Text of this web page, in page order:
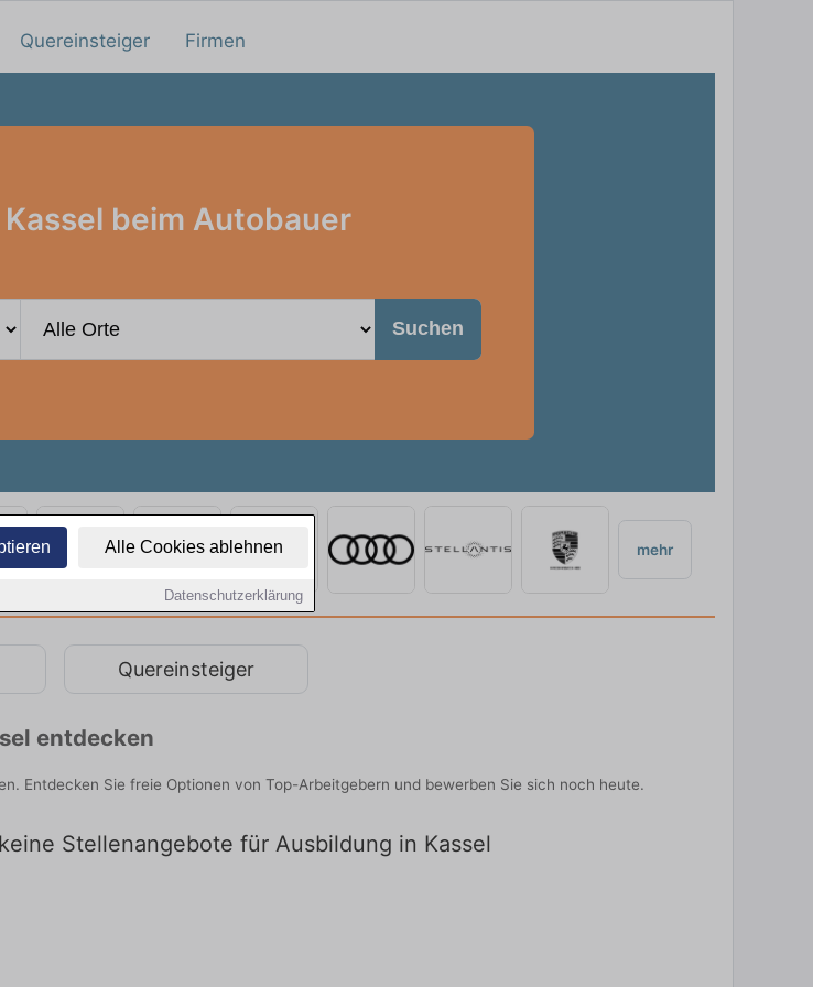
Alle Cookies ablehnen
Datenschutzerklärung
Quereinsteiger Firmen
beim Autobauer
Suchen
mehr
Quereinsteiger
entdecken
Entdecken Sie freie Optionen von Top-Arbeitgebern und bewerben Sie sich noch heute.
Stellenangebote für Ausbildung in Kassel